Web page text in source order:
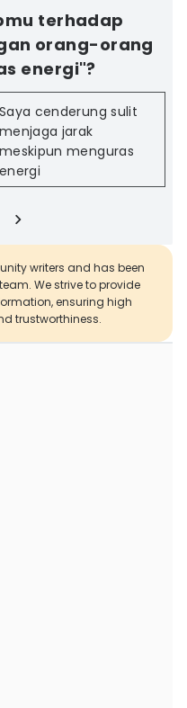
terhadap
orang-orang
energi"?
Saya cenderung sulit
menjaga jarak
meskipun menguras
energi
writers and has been
We strive to provide
ensuring high
trustworthiness.